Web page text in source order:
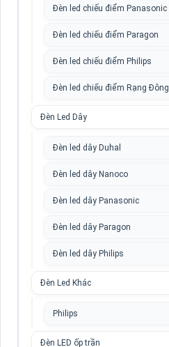
Đèn led chiếu điểm Panasonic
Đèn led chiếu điểm Paragon
Đèn led chiếu điểm Philips
Đèn led chiếu điểm Rạng Đông
Đèn Led Dây
Đèn led dây Duhal
Đèn led dây Nanoco
Đèn led dây Panasonic
Đèn led dây Paragon
Đèn led dây Philips
Đèn Led Khác
Philips
Đèn LED ốp trần